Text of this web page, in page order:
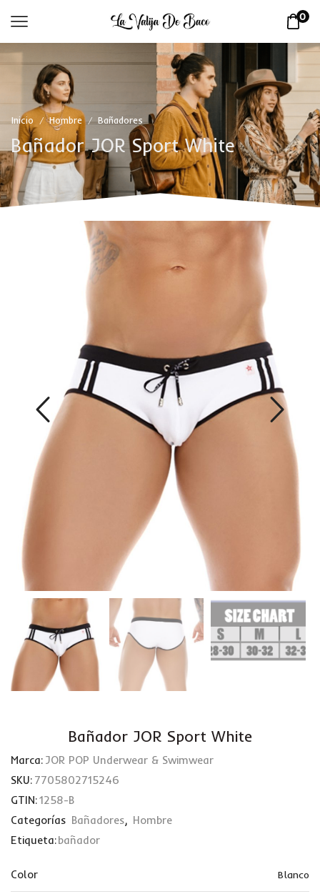
0
Inicio / Hombre / Bañadores
Bañador JOR Sport White
Bañador JOR Sport White
Marca: JOR POP Underwear & Swimwear
SKU: 7705802715246
GTIN:1258-B
Categorías Bañadores, Hombre
Etiqueta:bañador
Color Blanco